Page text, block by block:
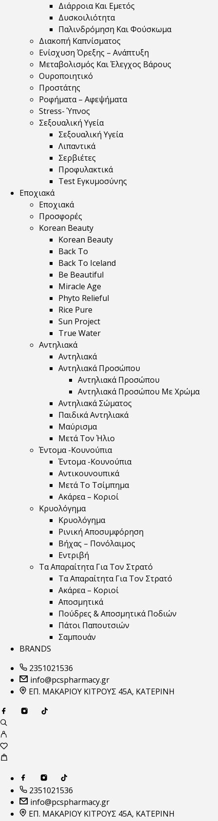
Διάρροια Και Εμετός
Δυσκοιλιότητα
Παλινδρόμηση Και Φούσκωμα
Διακοπή Καπνίσματος
Ενίσχυση Όρεξης – Ανάπτυξη
Μεταβολισμός Και Έλεγχος Βάρους
Ουροποιητικό
Προστάτης
Ροφήματα – Αφεψήματα
Stress- Ύπνος
Σεξουαλική Υγεία
Σεξουαλική Υγεία
Λιπαντικά
Σερβιέτες
Προφυλακτικά
Test Εγκυμοσύνης
Εποχιακά
Εποχιακά
Προσφορές
Korean Beauty
Korean Beauty
Back To
Back To Iceland
Be Beautiful
Miracle Age
Phyto Relieful
Rice Pure
Sun Project
True Water
Αντηλιακά
Αντηλιακά
Αντηλιακά Προσώπου
Αντηλιακά Προσώπου
Αντηλιακά Προσώπου Με Χρώμα
Αντηλιακά Σώματος
Παιδικά Αντηλιακά
Μαύρισμα
Mετά Τον Ήλιο
Έντομα -Κουνούπια
Έντομα -Κουνούπια
Αντικουνουπικά
Μετά Το Τσίμπημα
Ακάρεα – Κοριοί
Κρυολόγημα
Κρυολόγημα
Ρινική Αποσυμφόρηση
Βήχας – Πονόλαιμος
Εντριβή
Τα Απαραίτητα Για Τον Στρατό
Τα Απαραίτητα Για Τον Στρατό
Ακάρεα – Κοριοί
Αποσμητικά
Πούδρες & Αποσμητικά Ποδιών
Πάτοι Παπουτσιών
Σαμπουάν
BRANDS
2351021536
info@pcspharmacy.gr
ΕΠ. ΜΑΚΑΡΙΟΥ ΚΙΤΡΟΥΣ 45Α, ΚΑΤΕΡΙΝΗ
2351021536
info@pcspharmacy.gr
ΕΠ. ΜΑΚΑΡΙΟΥ ΚΙΤΡΟΥΣ 45Α, ΚΑΤΕΡΙΝΗ